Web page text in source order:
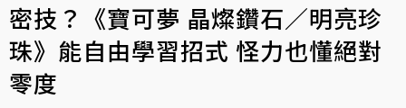
密技？《寶可夢 晶燦鑽石／明亮珍
珠》能自由學習招式 怪力也懂絕對
零度